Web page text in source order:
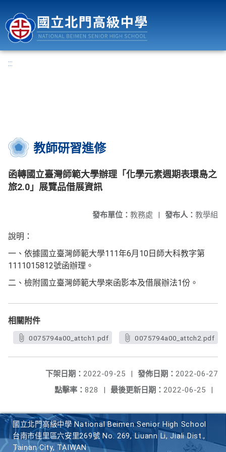
:::
教師研習進修
函轉國立臺灣師範大學辦理「化學元素週期表環島之
旅2.0」展覽品借展資訊
發布人： 教學組
發布單位： 教務處 |
說明：
一、依據國立臺灣師範大學111年6月10日師大科教字第
1111015812號函辦理。
二、檢附國立臺灣師範大學來函影本及借展辦法1份。
相關附件
0075794a00_attch1.pdf 0075794a00_attch2.pdf
發佈日期： 2022-06-27
下架日期： 2022-09-25
|
最後更新日期： 2022-06-25 |
點擊率： 828 |
國立北門高級中學 National Beimen Senior High School
台南市佳里區六安里269號 No. 269, Liuann Li, Jiali Dist.,
Tainan City, TAIWAN